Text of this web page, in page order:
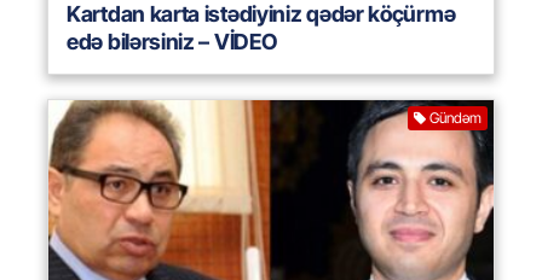
Kartdan karta istədiyiniz qədər köçürmə
edə bilərsiniz – VİDEO
Gündəm